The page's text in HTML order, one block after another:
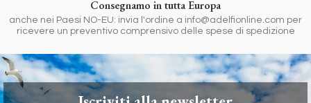
Consegnamo in tutta Europa
anche nei Paesi NO-EU: invia l'ordine a info@adelfionline.com per
ricevere un preventivo comprensivo delle spese di spedizione